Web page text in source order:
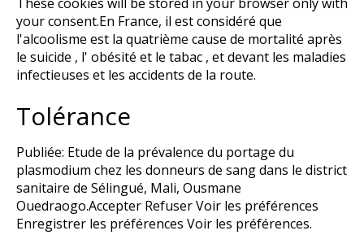
your consent.En France, il est considéré que
l'alcoolisme est la quatrième cause de mortalité après
le suicide , l' obésité et le tabac , et devant les maladies
infectieuses et les accidents de la route.
Tolérance
Publiée: Etude de la prévalence du portage du
plasmodium chez les donneurs de sang dans le district
sanitaire de Sélingué, Mali, Ousmane
Ouedraogo.Accepter Refuser Voir les préférences
Enregistrer les préférences Voir les préférences.